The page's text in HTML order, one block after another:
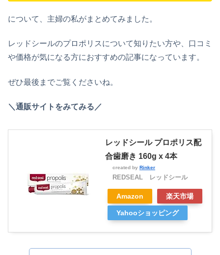
について、主婦の私がまとめてみました。
レッドシールのプロポリスについて知りたい方や、口コミ
や価格が気になる方におすすめの記事になっています。
ぜひ最後までご覧くださいね。
＼通販サイトをみてみる／
レッドシール プロポリス配
合歯磨き 160g x 4本
created by Rinker
REDSEAL レッドシール
Amazon 楽天市場
Yahooショッピング